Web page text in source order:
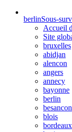
berlinSous-
Accueil
Site
bruxelles
abidjan
alencon
angers
annecy
bayonne
berlin
besancon
blois
bordeaux